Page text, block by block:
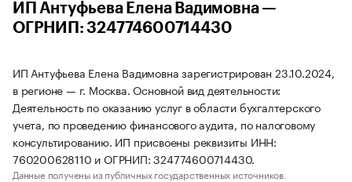
ИП Антуфьева Елена Вадимовна —
ОГРНИП: 324774600714430
ИП Антуфьева Елена Вадимовна зарегистрирован 23.10.2024,
в регионе — г. Москва. Основной вид деятельности:
Деятельность по оказанию услуг в области бухгалтерского
учета, по проведению финансового аудита, по налоговому
консультированию. ИП присвоены реквизиты ИНН:
760200628110 и ОГРНИП: 324774600714430.
Данные получены из публичных государственных источников.